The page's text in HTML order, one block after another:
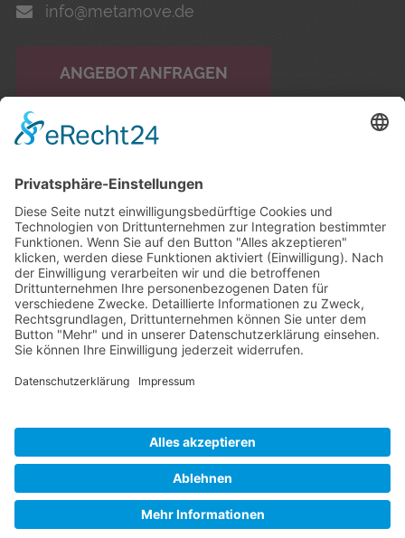
info@metamove.de
ANGEBOT ANFRAGEN
IMPRES­SUM
DATEN­SCHUTZ
KON­TAKT
PART­NER WERDEN